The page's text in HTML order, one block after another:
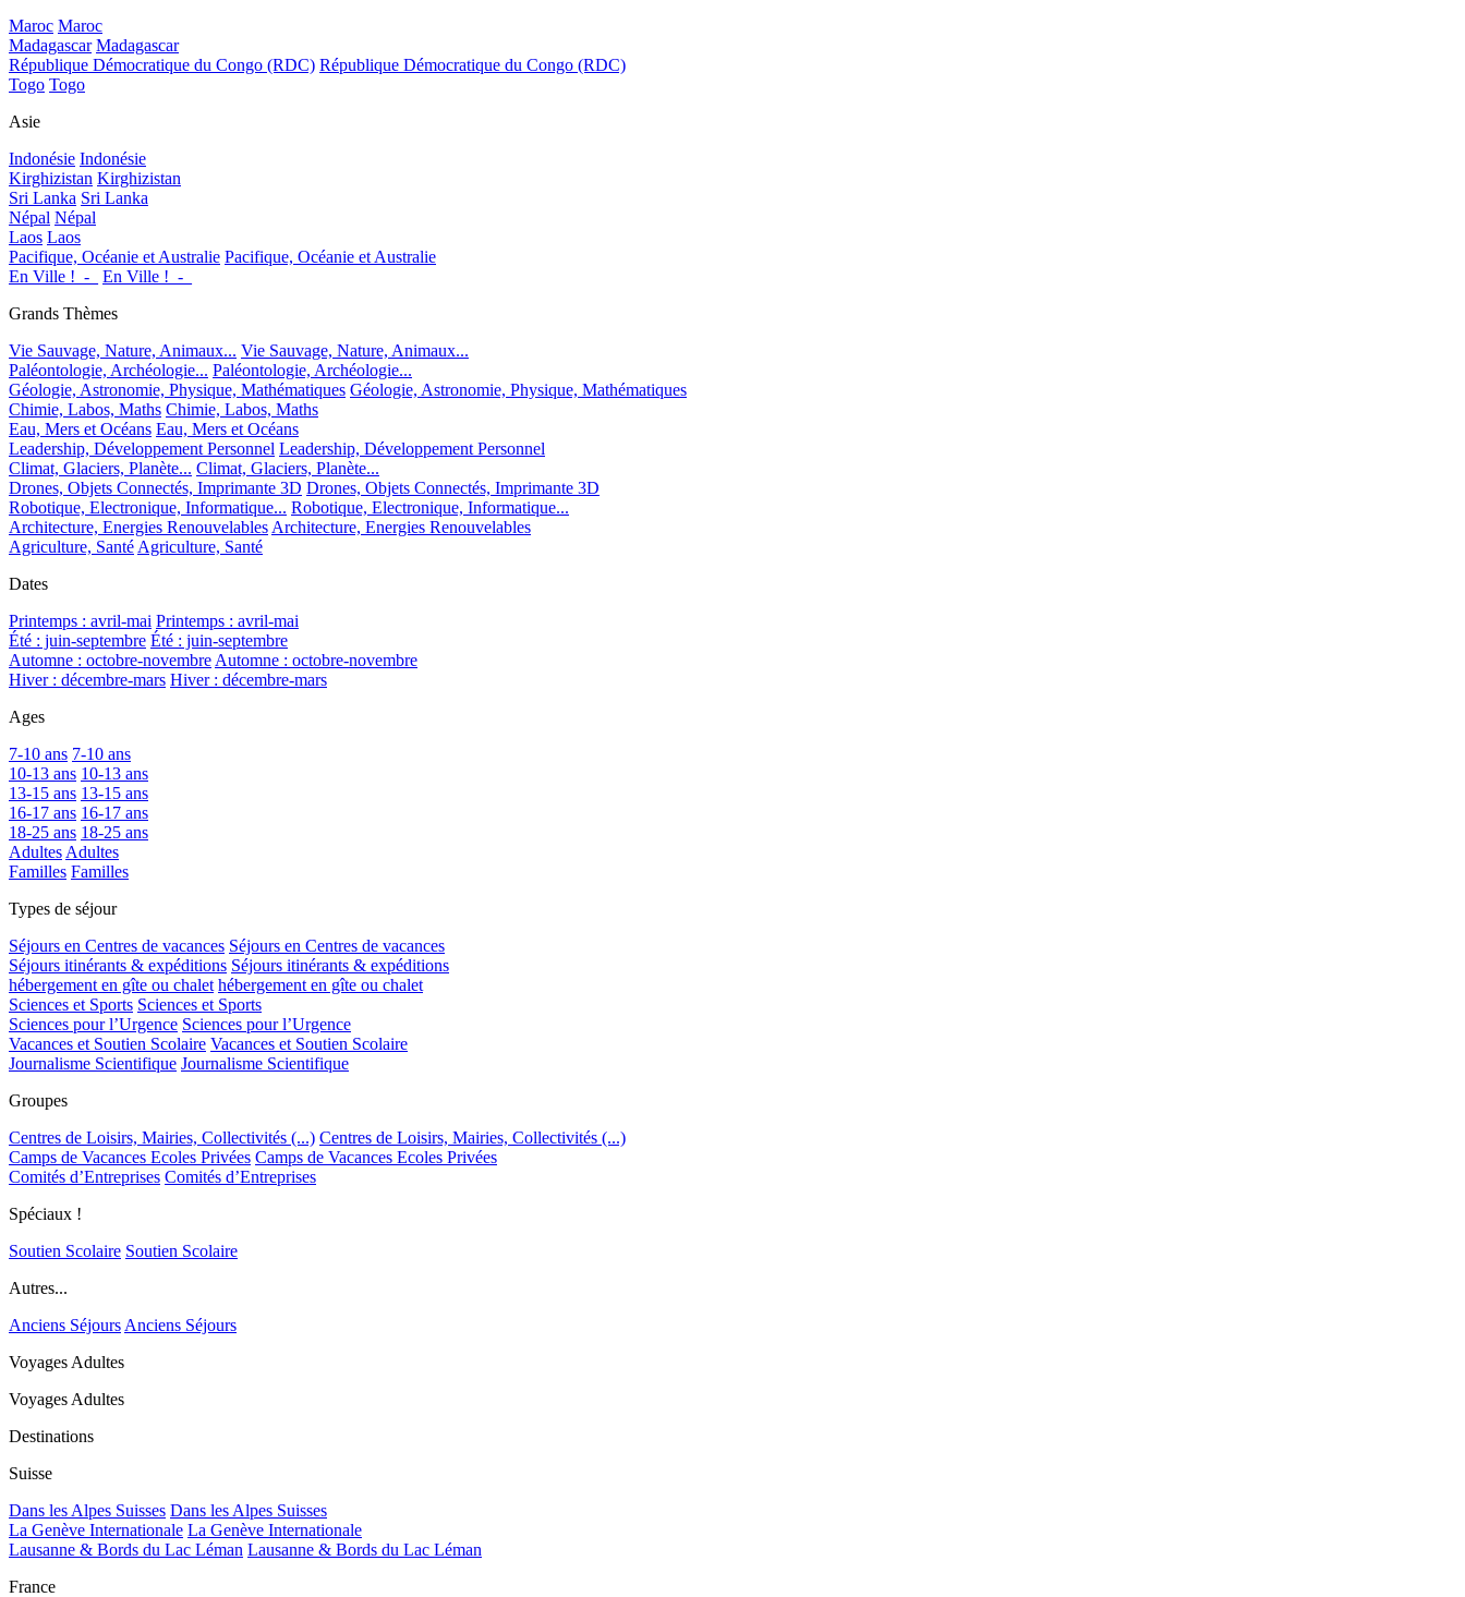
Maroc Maroc
Madagascar Madagascar
République Démocratique du Congo (RDC) République Démocratique du Congo (RDC)
Togo Togo
Asie
Indonésie Indonésie
Kirghizistan Kirghizistan
Sri Lanka Sri Lanka
Népal Népal
Laos Laos
Pacifique, Océanie et Australie Pacifique, Océanie et Australie
En Ville !_-_
En Ville !_-_
Grands Thèmes
Vie Sauvage, Nature, Animaux... Vie Sauvage, Nature, Animaux...
Paléontologie, Archéologie... Paléontologie, Archéologie...
Géologie, Astronomie, Physique, Mathématiques Géologie, Astronomie, Physique, Mathématiques
Chimie, Labos, Maths Chimie, Labos, Maths
Eau, Mers et Océans Eau, Mers et Océans
Leadership, Développement Personnel Leadership, Développement Personnel
Climat, Glaciers, Planète... Climat, Glaciers, Planète...
Drones, Objets Connectés, Imprimante 3D Drones, Objets Connectés, Imprimante 3D
Robotique, Electronique, Informatique... Robotique, Electronique, Informatique...
Architecture, Energies RenouvelablesArchitecture, Energies Renouvelables
Agriculture, SantéAgriculture, Santé
Dates
Printemps : avril-mai Printemps : avril-mai
Été : juin-septembre Été : juin-septembre
Automne : octobre-novembreAutomne : octobre-novembre
Hiver : décembre-mars Hiver : décembre-mars
Ages
7-10 ans 7-10 ans
10-13 ans 10-13 ans
13-15 ans 13-15 ans
16-17 ans 16-17 ans
18-25 ans 18-25 ans
AdultesAdultes
Familles Familles
Types de séjour
Séjours en Centres de vacances Séjours en Centres de vacances
Séjours itinérants & expéditions Séjours itinérants & expéditions
hébergement en gîte ou chalet hébergement en gîte ou chalet
Sciences et Sports Sciences et Sports
Sciences pour l’Urgence Sciences pour l’Urgence
Vacances et Soutien Scolaire Vacances et Soutien Scolaire
Journalisme Scientifique Journalisme Scientifique
Groupes
Centres de Loisirs, Mairies, Collectivités (...) Centres de Loisirs, Mairies, Collectivités (...)
Camps de Vacances Ecoles Privées Camps de Vacances Ecoles Privées
Comités d’Entreprises Comités d’Entreprises
Spéciaux !
Soutien Scolaire Soutien Scolaire
Autres...
Anciens SéjoursAnciens Séjours
Voyages Adultes
Voyages Adultes
Destinations
Suisse
Dans les Alpes Suisses Dans les Alpes Suisses
La Genève Internationale La Genève Internationale
Lausanne & Bords du Lac Léman Lausanne & Bords du Lac Léman
France